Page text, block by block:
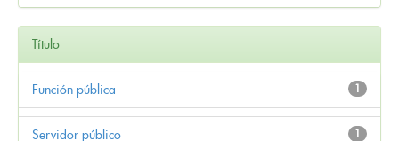
Título
1
Función pública
1
Servidor público